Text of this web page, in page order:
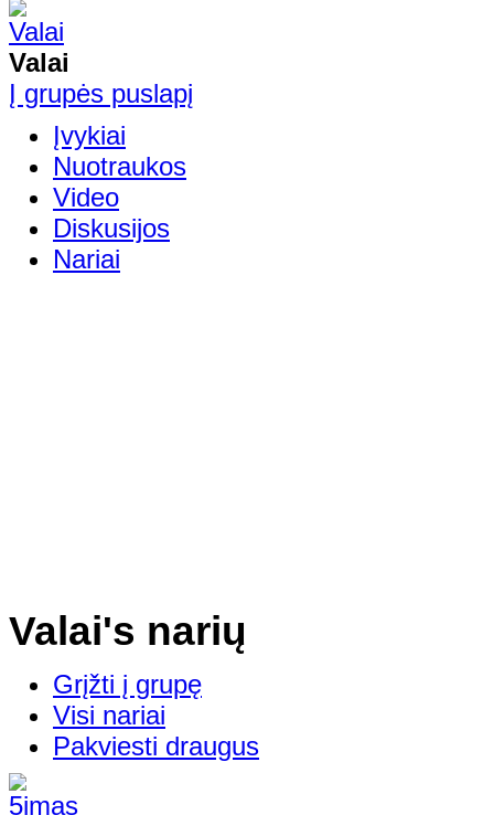
Valai
Į grupės puslapį
Įvykiai
Nuotraukos
Video
Diskusijos
Nariai
Valai's narių
Grįžti į grupę
Visi nariai
Pakviesti draugus